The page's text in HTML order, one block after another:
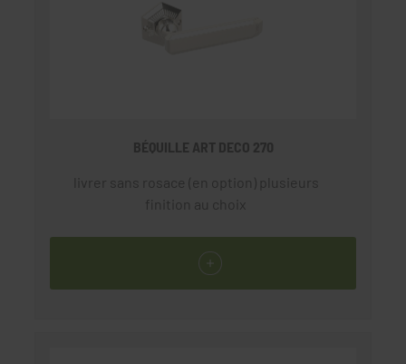
BÉQUILLE ART DECO 270
livrer sans rosace (en option) plusieurs
finition au choix